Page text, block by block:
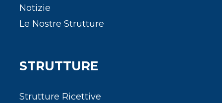
Notizie
Le Nostre Strutture
STRUTTURE
Strutture Ricettive